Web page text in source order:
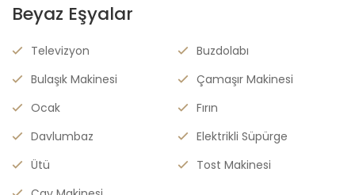
Beyaz Eşyalar
Televizyon
Buzdolabı
Bulaşık Makinesi
Çamaşır Makinesi
Ocak
Fırın
Davlumbaz
Elektrikli Süpürge
Ütü
Tost Makinesi